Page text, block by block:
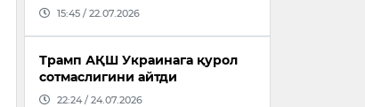
15:45 / 22.07.2026
Трамп АҚШ Украинага қурол
сотмаслигини айтди
22:24 / 24.07.2026